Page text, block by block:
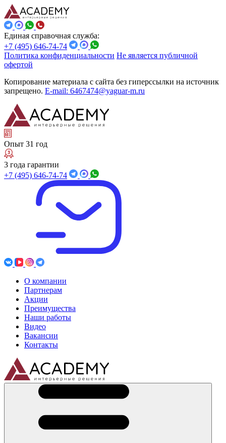
Единая справочная служба:
+7 (495) 646-74-74
Политика конфиденциальности Не является публичной
офертой
Копирование материала с сайта без гиперссылки на источник
запрещено. E-mail: 6467474@yaguar-m.ru
Опыт 31 год
3 года гарантии
+7 (495) 646-74-74
О компании
Партнерам
Акции
Преимущества
Наши работы
Видео
Вакансии
Контакты